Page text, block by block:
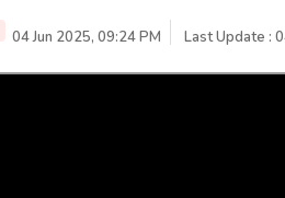
04 Jun 2025, 09:24 PM Last Update :